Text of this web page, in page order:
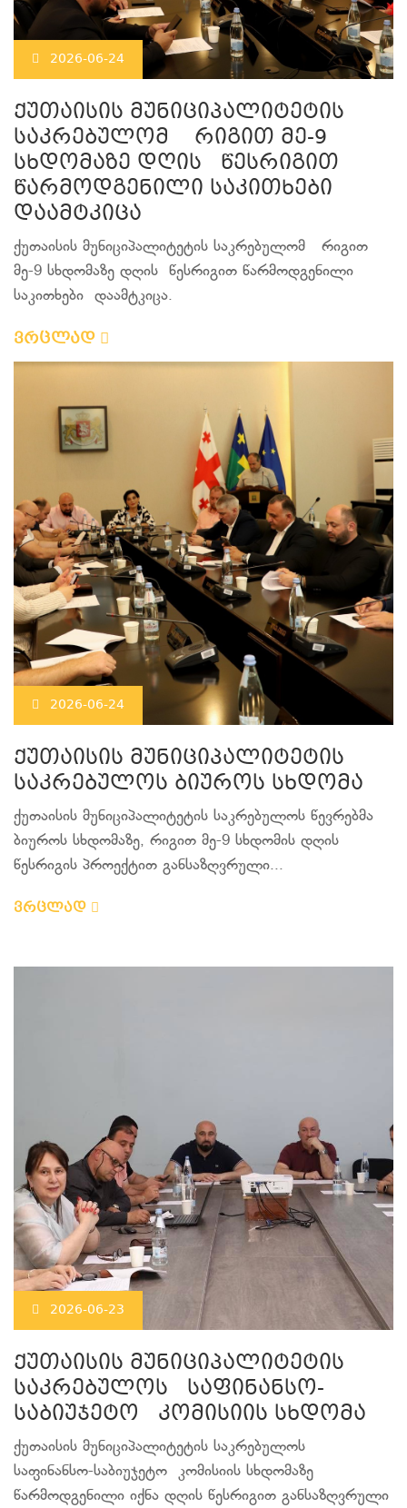
2026-06-24
ქუთაისის მუნიციპალიტეტის
საკრებულომ რიგით მე-9
სხდომაზე დღის წესრიგით
წარმოდგენილი საკითხები
დაამტკიცა
ქუთაისის მუნიციპალიტეტის საკრებულომ რიგით
მე-9 სხდომაზე დღის წესრიგით წარმოდგენილი
საკითხები დაამტკიცა.
ვრცლად
2026-06-24
ქუთაისის მუნიციპალიტეტის
საკრებულოს ბიუროს სხდომა
ქუთაისის მუნიციპალიტეტის საკრებულოს წევრებმა
ბიუროს სხდომაზე, რიგით მე-9 სხდომის დღის
წესრიგის პროექტით განსაზღვრული...
ვრცლად
2026-06-23
ქუთაისის მუნიციპალიტეტის
საკრებულოს საფინანსო-
საბიუჯეტო კომისიის სხდომა
ქუთაისის მუნიციპალიტეტის საკრებულოს
საფინანსო-საბიუჯეტო კომისიის სხდომაზე
წარმოდგენილი იქნა დღის წესრიგით განსაზღვრული